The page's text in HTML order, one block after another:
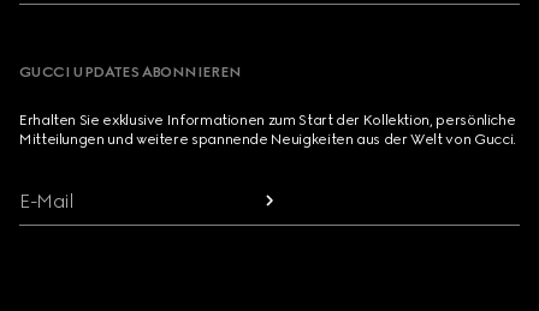
GUCCI UPDATES ABONNIEREN
Erhalten Sie exklusive Informationen zum Start der Kollektion, persönliche
Mitteilungen und weitere spannende Neuigkeiten aus der Welt von Gucci.
E-Mail